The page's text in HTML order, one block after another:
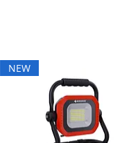
NEW